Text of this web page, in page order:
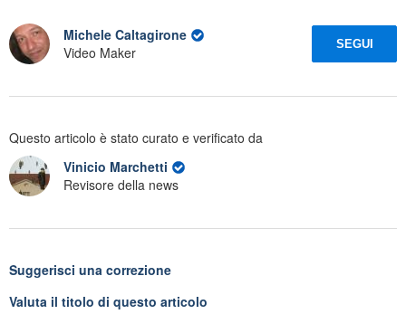
Michele Caltagirone
Video Maker
SEGUI
Questo articolo è stato curato e verificato da
Vinicio Marchetti
Revisore della news
Suggerisci una correzione
Valuta il titolo di questo articolo